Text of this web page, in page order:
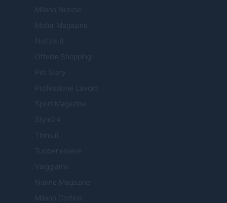
Milano Notizie
Motor Magazine
Notizie.it
Offerte Shopping
Pet Story
Professione Lavoro
Sport Magazine
Style24
Think.it
Tuobenessere
Viaggiamo
Nonne Magazine
Milano Cortina